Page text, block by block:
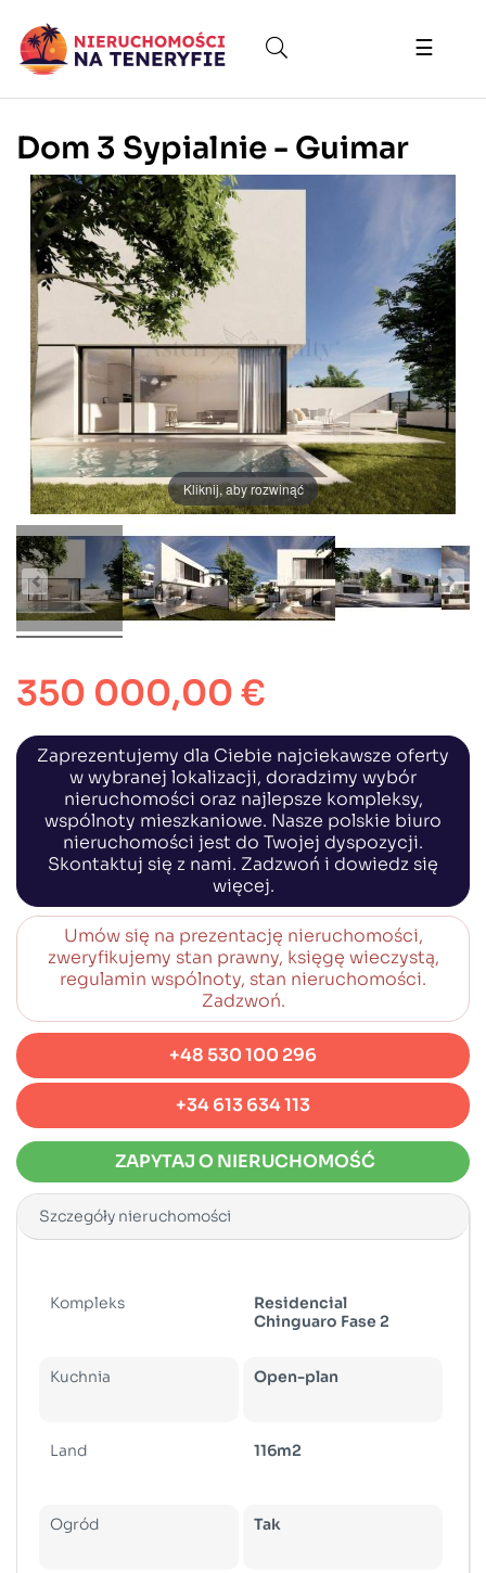
Toggle
☰
Dom 3 Sypialnie - Guimar
Kliknij, aby rozwinąć
350 000,00 €
Zaprezentujemy dla Ciebie najciekawsze oferty
w wybranej lokalizacji, doradzimy wybór
nieruchomości oraz najlepsze kompleksy,
wspólnoty mieszkaniowe. Nasze polskie biuro
nieruchomości jest do Twojej dyspozycji.
Skontaktuj się z nami. Zadzwoń i dowiedz się
więcej.
Umów się na prezentację nieruchomości,
zweryfikujemy stan prawny, księgę wieczystą,
regulamin wspólnoty, stan nieruchomości.
Zadzwoń.
+48 530 100 296
+34 613 634 113
ZAPYTAJ O NIERUCHOMOŚĆ
Szczegóły nieruchomości
Kompleks
Residencial
Chinguaro Fase 2
Kuchnia Open-plan
Land 116m2
Ogród Tak